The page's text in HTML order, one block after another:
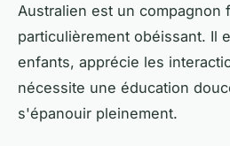
Australien est un compagnon
particulièrement obéissant. Il
enfants, apprécie les
nécessite une éducation
s'épanouir pleinement.